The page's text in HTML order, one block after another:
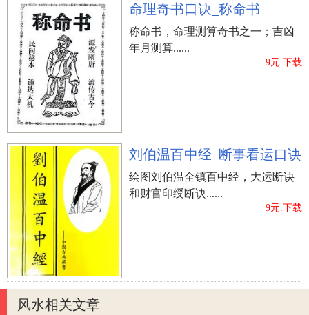
命理奇书口诀_称命书
称命书，命理测算奇书之一；吉凶
年月测算......
9元.下载
刘伯温百中经_断事看运口诀
绘图刘伯温全镇百中经，大运断诀
和财官印绶断诀......
9元.下载
风水相关文章